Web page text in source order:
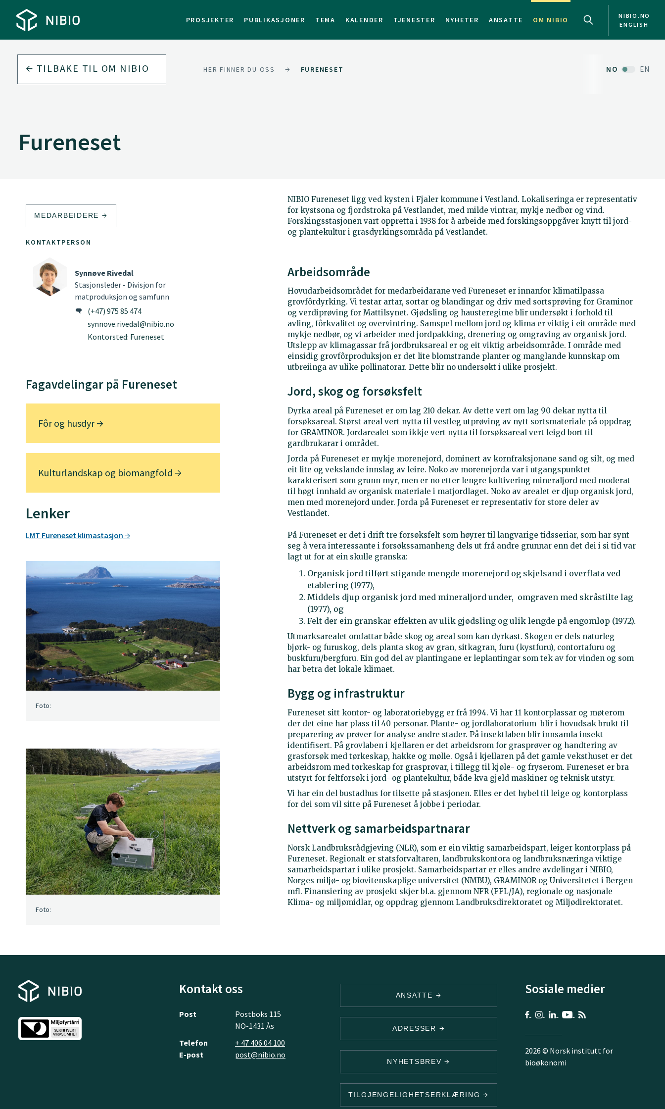
PROSJEKTER PUBLIKASJONER TEMA KALENDER TJENESTER NYHETER ANSATTE OM NIBIO
NIBIO.NO
ENGLISH
TILBAKE TIL OM NIBIO HER FINNER DU OSS FURENESET NO EN
Fureneset
NIBIO Fureneset ligg ved kysten i Fjaler kommune i Vestland. Lokaliseringa er representativ
for kystsona og fjordstroka på Vestlandet, med milde vintrar, mykje nedbør og vind.
Forskingsstasjonen vart oppretta i 1938 for å arbeide med forskingsoppgåver knytt til jord-
og plantekultur i grasdyrkingsområda på Vestlandet.
Arbeidsområde
Hovudarbeidsområdet for medarbeidarane ved Fureneset er innanfor klimatilpassa
grovfôrdyrking. Vi testar artar, sortar og blandingar og driv med sortsprøving for Graminor
og verdiprøving for Mattilsynet. Gjødsling og hausteregime blir undersøkt i forhold til
avling, fôrkvalitet og overvintring. Samspel mellom jord og klima er viktig i eit område med
mykje nedbør, og vi arbeider med jordpakking, drenering og omgraving av organisk jord.
Utslepp av klimagassar frå jordbruksareal er og eit viktig arbeidsområde. I område med
einsidig grovfôrproduksjon er det lite blomstrande planter og manglande kunnskap om
utbreiinga av ulike pollinatorar. Dette blir no undersøkt i ulike prosjekt.
Jord, skog og forsøksfelt
Dyrka areal på Fureneset er om lag 210 dekar. Av dette vert om lag 90 dekar nytta til
forsøksareal. Størst areal vert nytta til vestleg utprøving av nytt sortsmateriale på oppdrag
for GRAMINOR. Jordarealet som ikkje vert nytta til forsøksareal vert leigd bort til
gardbrukarar i området.
Jorda på Fureneset er mykje morenejord, dominert av kornfraksjonane sand og silt, og med
eit lite og vekslande innslag av leire. Noko av morenejorda var i utgangspunktet
karakterisert som grunn myr, men er no etter lengre kultivering mineraljord med moderat
til høgt innhald av organisk materiale i matjordlaget. Noko av arealet er djup organisk jord,
men med morenejord under. Jorda på Fureneset er representativ for store deler av
Vestlandet.
På Fureneset er det i drift tre forsøksfelt som høyrer til langvarige tidsseriar, som har synt
seg å vera interessante i forsøkssamanheng dels ut frå andre grunnar enn det dei i si tid var
lagt ut for at ein skulle granska:
Organisk jord tilført stigande mengde morenejord og skjelsand i overflata ved
etablering (1977),
Middels djup organisk jord med mineraljord under, omgraven med skråstilte lag
(1977), og
Felt der ein granskar effekten av ulik gjødsling og ulik lengde på engomløp (1972).
Utmarksarealet omfattar både skog og areal som kan dyrkast. Skogen er dels naturleg
bjørk- og furuskog, dels planta skog av gran, sitkagran, furu (kystfuru), contortafuru og
buskfuru/bergfuru. Ein god del av plantingane er leplantingar som tek av for vinden og som
har betra det lokale klimaet.
Bygg og infrastruktur
Fureneset sitt kontor- og laboratoriebygg er frå 1994. Vi har 11 kontorplassar og møterom
der det eine har plass til 40 personar. Plante- og jordlaboratorium blir i hovudsak brukt til
preparering av prøver for analyse andre stader. På insektlaben blir innsamla insekt
identifisert. På grovlaben i kjellaren er det arbeidsrom for grasprøver og handtering av
grasforsøk med tørkeskap, hakke og mølle. Også i kjellaren på det gamle veksthuset er det
arbeidsrom med tørkeskap for grasprøvar, i tillegg til kjøle- og fryserom. Fureneset er bra
utstyrt for feltforsøk i jord- og plantekultur, både kva gjeld maskiner og teknisk utstyr.
Vi har ein del bustadhus for tilsette på stasjonen. Elles er det hybel til leige og kontorplass
for dei som vil sitte på Fureneset å jobbe i periodar.
Nettverk og samarbeidspartnarar
Norsk Landbruksrådgjeving (NLR), som er ein viktig samarbeidspart, leiger kontorplass på
Fureneset. Regionalt er statsforvaltaren, landbrukskontora og landbruksnæringa viktige
samarbeidspartar i ulike prosjekt. Samarbeidspartar er elles andre avdelingar i NIBIO,
Norges miljø- og biovitenskaplige universitet (NMBU), GRAMINOR og Universitetet i Bergen
mfl. Finansiering av prosjekt skjer bl.a. gjennom NFR (FFL/JA), regionale og nasjonale
Klima- og miljømidlar, og oppdrag gjennom Landbruksdirektoratet og Miljødirektoratet.
MEDARBEIDERE
KONTAKTPERSON
Synnøve Rivedal
Stasjonsleder - Divisjon for
matproduksjon og samfunn
(+47) 975 85 474
synnove.rivedal@nibio.no
Kontorsted: Fureneset
Fagavdelingar på Fureneset
Fôr og husdyr
Kulturlandskap og biomangfold
Lenker
LMT Fureneset klimastasjon
Foto:
Foto:
Kontakt oss
Post
Postboks 115
NO-1431 Ås
Telefon
+ 47 406 04 100
E-post
post@nibio.no
ANSATTE
ADRESSER
NYHETSBREV
TILGJENGELIGHETSERKLÆRING
Sosiale medier
2026 © Norsk institutt for
bioøkonomi